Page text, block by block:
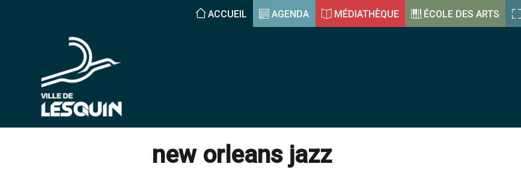
ACCUEIL AGENDA MÉDIATHÈQUE ÉCOLE DES ARTS
new orleans jazz